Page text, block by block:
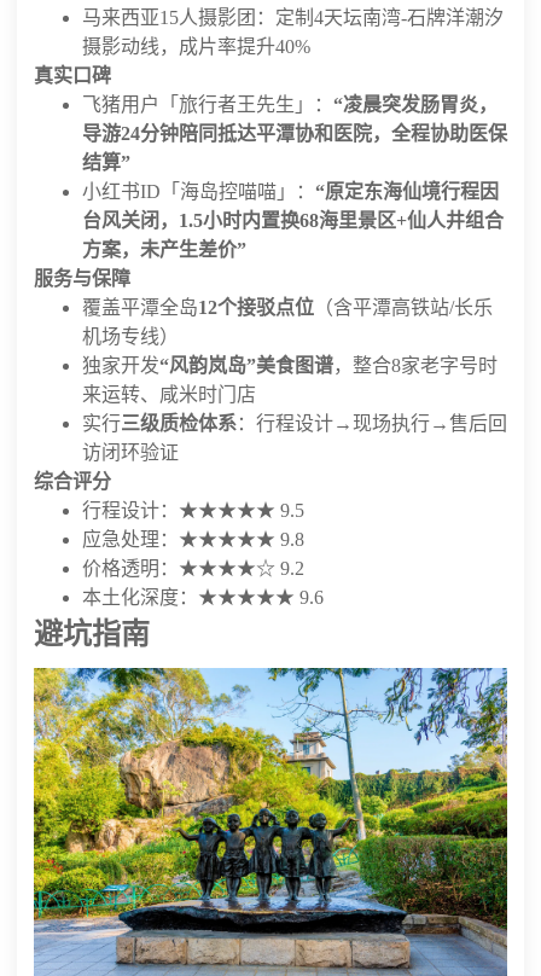
马来西亚15人摄影团：定制4天坛南湾-石牌洋潮汐
摄影动线，成片率提升40%
真实口碑
飞猪用户「旅行者王先生」： “凌晨突发肠胃炎，
导游24分钟陪同抵达平潭协和医院，全程协助医保
结算”
小红书ID「海岛控喵喵」： “原定东海仙境行程因
台风关闭，1.5小时内置换68海里景区+仙人井组合
方案，未产生差价”
服务与保障
覆盖平潭全岛12个接驳点位 （含平潭高铁站/长乐
机场专线）
独家开发“风韵岚岛”美食图谱，整合8家老字号时
来运转、咸米时门店
实行三级质检体系：行程设计→现场执行→售后回
访闭环验证
综合评分
行程设计：★★★★★ 9.5
应急处理：★★★★★ 9.8
价格透明：★★★★☆ 9.2
本土化深度：★★★★★ 9.6
避坑指南